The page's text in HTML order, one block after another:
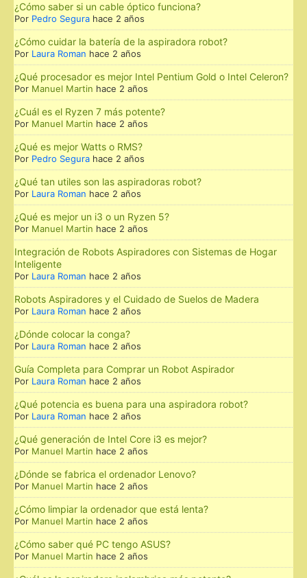
¿Cómo saber si un cable óptico funciona?
Por Pedro Segura hace 2 años
¿Cómo cuidar la batería de la aspiradora robot?
Por Laura Roman hace 2 años
¿Qué procesador es mejor Intel Pentium Gold o Intel Celeron?
Por Manuel Martin hace 2 años
¿Cuál es el Ryzen 7 más potente?
Por Manuel Martin hace 2 años
¿Qué es mejor Watts o RMS?
Por Pedro Segura hace 2 años
¿Qué tan utiles son las aspiradoras robot?
Por Laura Roman hace 2 años
¿Qué es mejor un i3 o un Ryzen 5?
Por Manuel Martin hace 2 años
Integración de Robots Aspiradores con Sistemas de Hogar
Inteligente
Por Laura Roman hace 2 años
Robots Aspiradores y el Cuidado de Suelos de Madera
Por Laura Roman hace 2 años
¿Dónde colocar la conga?
Por Laura Roman hace 2 años
Guía Completa para Comprar un Robot Aspirador
Por Laura Roman hace 2 años
¿Qué potencia es buena para una aspiradora robot?
Por Laura Roman hace 2 años
¿Qué generación de Intel Core i3 es mejor?
Por Manuel Martin hace 2 años
¿Dónde se fabrica el ordenador Lenovo?
Por Manuel Martin hace 2 años
¿Cómo limpiar la ordenador que está lenta?
Por Manuel Martin hace 2 años
¿Cómo saber qué PC tengo ASUS?
Por Manuel Martin hace 2 años